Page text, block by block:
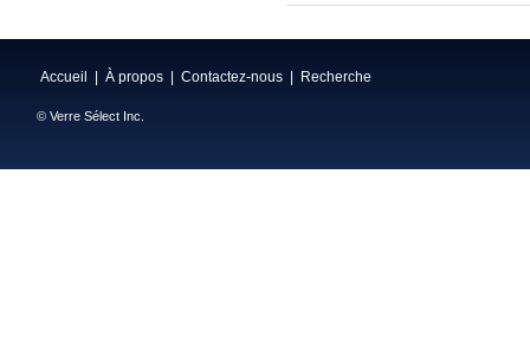
Accueil À propos Contactez-nous Recherche
© Verre Sélect Inc.